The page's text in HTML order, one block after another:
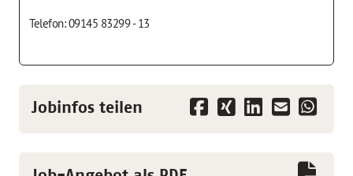
Telefon: 09145 83299 - 13
Jobinfos teilen